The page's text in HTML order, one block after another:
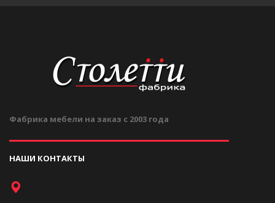
Фабрика мебели на заказ с 2003 года
НАШИ КОНТАКТЫ